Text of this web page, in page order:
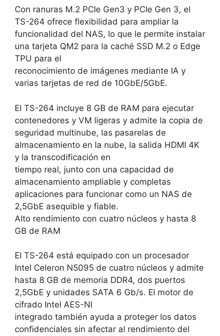
Con ranuras M.2 PCIe Gen3 y PCIe Gen 3, el
TS-264 ofrece flexibilidad para ampliar la
funcionalidad del NAS, lo que le permite instalar
una tarjeta QM2 para la caché SSD M.2 o Edge
TPU para el
reconocimiento de imágenes mediante IA y
varias tarjetas de red de 10GbE/5GbE.
El TS-264 incluye 8 GB de RAM para ejecutar
contenedores y VM ligeras y admite la copia de
seguridad multinube, las pasarelas de
almacenamiento en la nube, la salida HDMI 4K
y la transcodificación en
tiempo real, junto con una capacidad de
almacenamiento ampliable y completas
aplicaciones para funcionar como un NAS de
2,5GbE asequible y fiable.
Alto rendimiento con cuatro núcleos y hasta 8
GB de RAM
El TS-264 está equipado con un procesador
Intel Celeron N5095 de cuatro núcleos y admite
hasta 8 GB de memoria DDR4, dos puertos
2,5GbE y unidades SATA 6 Gb/s. El motor de
cifrado Intel AES-NI
integrado también ayuda a proteger los datos
confidenciales sin afectar al rendimiento del